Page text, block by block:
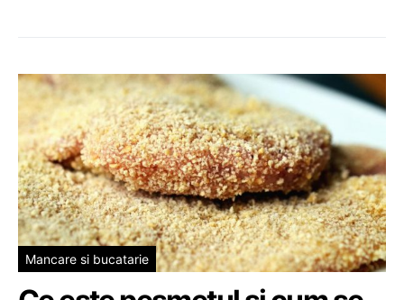
Mancare si bucatarie